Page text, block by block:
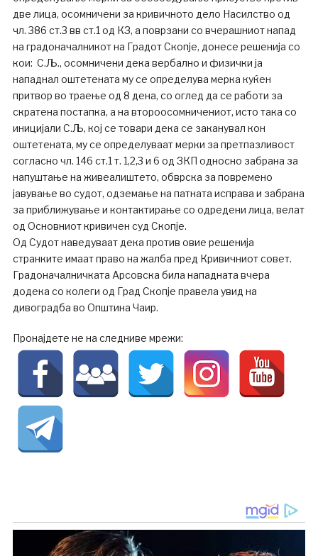
две лица, осомничени за кривичното дело Насилство од
чл. 386 ст.3 вв ст.1 од КЗ, а поврзани со вчерашниот напад
на градоначалникот на Градот Скопје, донесе решенија со
кои: С.Љ., осомничени дека вербално и физички ја
нападнал оштетената му се определува мерка куќен
притвор во траење од 8 дена, со оглед да се работи за
скратена постапка, а на второосомничениот, исто така со
иницијали С.Љ, кој се товари дека се заканувал кон
оштетената, му се определуваат мерки за претпазливост
согласно чл. 146 ст.1 т. 1,2,3 и 6 од ЗКП односно забрана за
напуштање на живеалиштето, обврска за повремено
јавување во судот, одземање на патната исправа и забрана
за приближување и контактирање со одредени лица, велат
од Основниот кривичен суд Скопје.
Од Судот наведуваат дека против овие решенија
странките имаат право на жалба пред Кривичниот совет.
Градоначалничката Арсовска била нападната вчера
додека со колеги од Град Скопје правела увид на
дивоградба во Општина Чаир.
Пронајдете не на следниве мрежи: